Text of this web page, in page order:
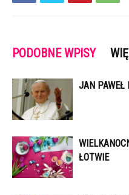
PODOBNE WPISY
JAN PAWEŁ
ŁOTWIE